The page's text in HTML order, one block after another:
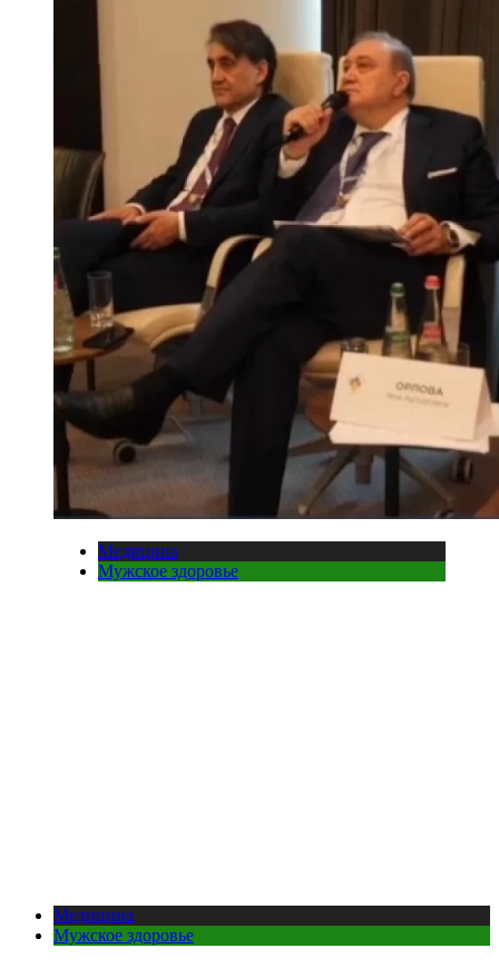
Медицина
Мужское здоровье
Медицина
Мужское здоровье